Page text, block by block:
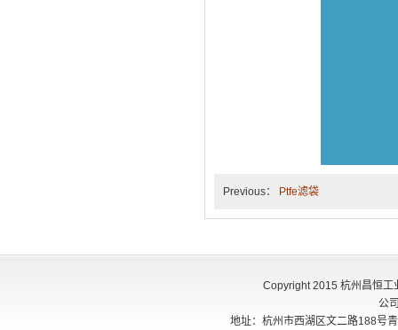
Previous： Ptfe滤袋
Copyright 2015 杭州昌恒工
公
地址：杭州市西湖区文二路188号